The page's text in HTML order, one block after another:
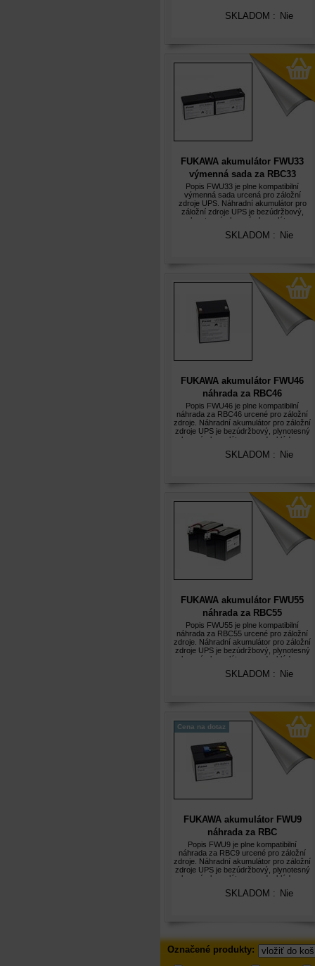
akumulátory FUKAWA FWU jsou
SKLADOM : Nie
FUKAWA akumulátor FWU33
výmenná sada za RBC33
Popis FWU33 je plne kompatibilní
výmenná sada urcená pro záložní
zdroje UPS. Náhradní akumulátor pro
záložní zdroje UPS je bezúdržbový,
plynotesný olovený akumulátor s
akumulátory FUKAWA jsou hermeticky
SKLADOM : Nie
FUKAWA akumulátor FWU46
náhrada za RBC46
Popis FWU46 je plne kompatibilní
náhrada za RBC46 urcené pro záložní
zdroje. Náhradní akumulátor pro záložní
zdroje UPS je bezúdržbový, plynotesný
olovený akumulátor s predpokládanou
FUKAWA FWU jsou hermeticky uzavr
SKLADOM : Nie
FUKAWA akumulátor FWU55
náhrada za RBC55
Popis FWU55 je plne kompatibilní
náhrada za RBC55 urcené pro záložní
zdroje. Náhradní akumulátor pro záložní
zdroje UPS je bezúdržbový, plynotesný
olovený akumulátor s predpokládanou
FUKAWA FWU jsou hermeticky uzavr
SKLADOM : Nie
FUKAWA akumulátor FWU9
náhrada za RBC
Popis FWU9 je plne kompatibilní
náhrada za RBC9 urcené pro záložní
zdroje. Náhradní akumulátor pro záložní
zdroje UPS je bezúdržbový, plynotesný
olovený akumulátor s predpokládanou
FUKAWA FWU jsou hermeticky
SKLADOM : Nie
Cena na dotaz
Označené
produkty
Označené produkty: